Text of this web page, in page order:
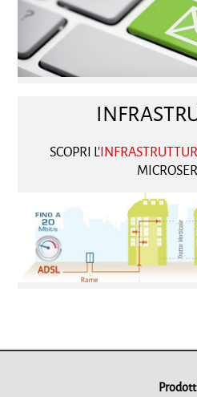
SCOPRI L'